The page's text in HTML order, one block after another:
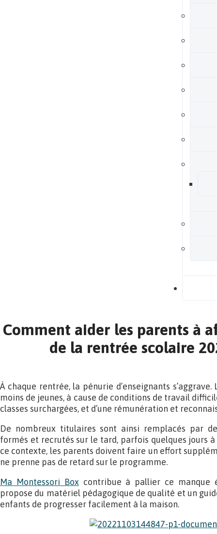
Comment aider les parents à
de la rentrée scolaire
À chaque rentrée, la pénurie d’enseignants
moins de jeunes, à cause de conditions de travail
classes surchargées, et d’une rémunération et
De nombreux titulaires sont ainsi remplacés par
formés et recrutés sur le tard, parfois quelques jours
ce contexte, les parents doivent faire un effort
ne prenne pas de retard sur le programme.
Ma Montessori Box contribue à pallier ce manque
propose du matériel pédagogique de qualité et un
enfants de progresser facilement à la maison.